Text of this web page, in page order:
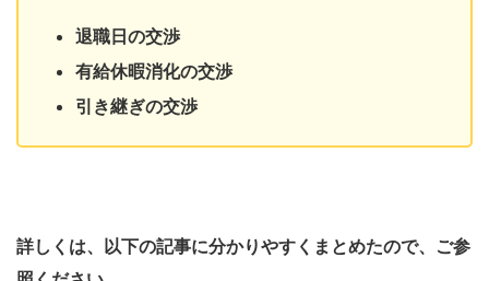
退職日の交渉
有給休暇消化の交渉
引き継ぎの交渉
詳しくは、以下の記事に分かりやすくまとめたので、ご参